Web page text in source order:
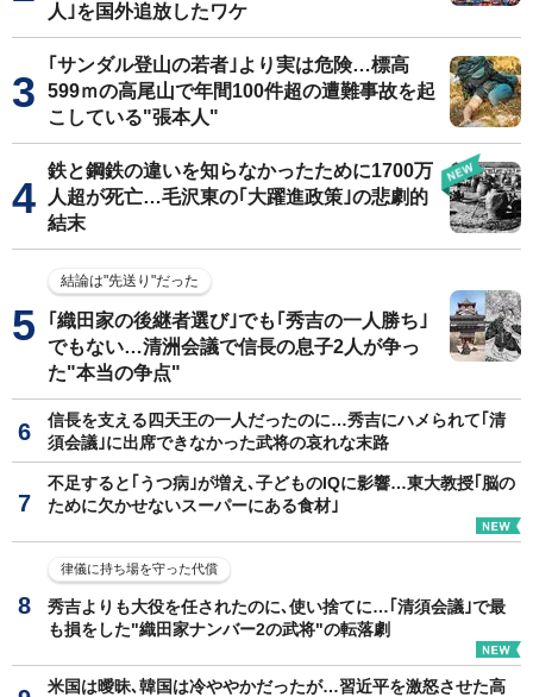
人｣を国外追放したワケ
｢サンダル登山の若者｣より実は危険…標高
599ｍの高尾山で年間100件超の遭難事故を起
こしている"張本人"
鉄と鋼鉄の違いを知らなかったために1700万
人超が死亡…毛沢東の｢大躍進政策｣の悲劇的
結末
結論は"先送り"だった
｢織田家の後継者選び｣でも｢秀吉の一人勝ち｣
でもない…清洲会議で信長の息子2人が争っ
た"本当の争点"
信長を支える四天王の一人だったのに…秀吉にハメられて｢清
須会議｣に出席できなかった武将の哀れな末路
不足すると｢うつ病｣が増え､子どものIQに影響…東大教授｢脳の
ために欠かせないスーパーにある食材｣
律儀に持ち場を守った代償
秀吉よりも大役を任されたのに､使い捨てに…｢清須会議｣で最
も損をした"織田家ナンバー2の武将"の転落劇
米国は曖昧､韓国は冷ややかだったが…習近平を激怒させた高